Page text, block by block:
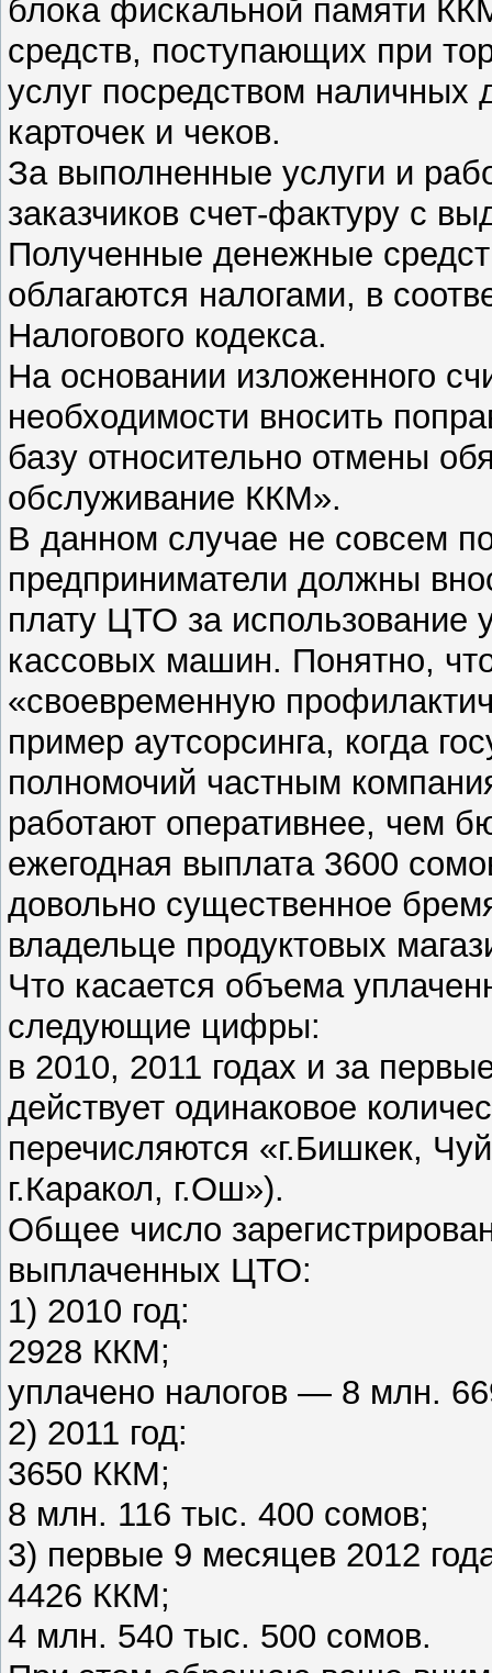
блока фискальной памяти
средств, поступающих при
услуг посредством наличных
карточек и чеков.
За выполненные услуги и
заказчиков счет-фактуру с
Полученные денежные
облагаются налогами, в
Налогового кодекса.
На основании изложенного
необходимости вносить
базу относительно отмены
обслуживание ККМ».
В данном случае не совсем
предприниматели должны
плату ЦТО за использование
кассовых машин. Понятно,
«своевременную
пример аутсорсинга, когда
полномочий частным
работают оперативнее, чем
ежегодная выплата 3600
довольно существенное
владельце продуктовых
Что касается объема
следующие цифры:
в 2010, 2011 годах и за
действует одинаковое
перечисляются «г.Бишкек,
г.Каракол, г.Ош»).
Общее число
выплаченных ЦТО:
1) 2010 год:
2928 ККМ;
уплачено налогов — 8 млн.
2) 2011 год:
3650 ККМ;
8 млн. 116 тыс. 400 сомов;
3) первые 9 месяцев 2012
4426 ККМ;
4 млн. 540 тыс. 500 сомов.